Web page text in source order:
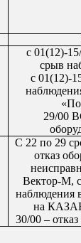
с 01(12)-
срыв
с 01(12)-
29/00
С 22 по 29
отказ
Вектор-М,
наблюдения
на
30/00 –